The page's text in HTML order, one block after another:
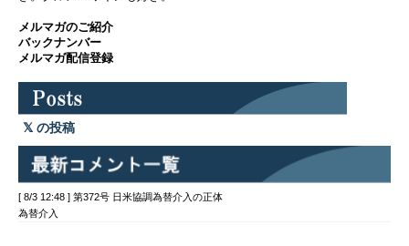
メルマガのご紹介
バックナンバー
メルマガ配信登録
の投稿
[ 8/3 12:48 ] 第372号 日米協調為替介入の正体
為替介入